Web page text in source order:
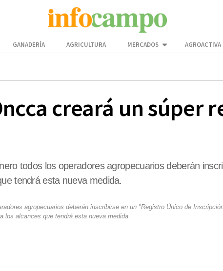
GANADERÍA AGRICULTURA MERCADOS AGROACTIVA
creará un súper
todos los operadores agropecuarios deberán
tendrá esta nueva medida.
agropecuarios deberán inscribirse en un "Registro Único de
los alcances que tendrá esta nueva medida.